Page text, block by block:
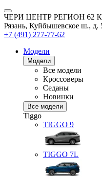
ЧЕРИ ЦЕНТР РЕГИОН 62
Рязань, Куйбышевское ш., д.
+7 (491) 277-77-62
Модели
Модели
Все модели
Кроссоверы
Седаны
Новинки
Все модели
Tiggo
TIGGO 9
TIGGO 7L